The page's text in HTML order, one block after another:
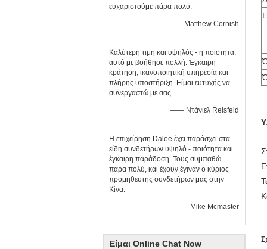
ευχαριστούμε πάρα πολύ.
—— Matthew Cornish
Καλύτερη τιμή και υψηλός - η ποιότητα,
αυτό με βοήθησε πολλή. Έγκαιρη
κράτηση, ικανοποιητική υπηρεσία και
πλήρης υποστήριξη. Είμαι ευτυχής να
συνεργαστώ με σας.
—— Ντάνιελ Reisfeld
Η επιχείρηση Dalee έχει παράσχει στα
είδη συνδετήρων υψηλό - ποιότητα και
έγκαιρη παράδοση. Τους συμπαθώ
πάρα πολύ, και έχουν έγιναν ο κύριος
προμηθευτής συνδετήρων μας στην
Κίνα.
—— Mike Mcmaster
Είμαι Online Chat Now